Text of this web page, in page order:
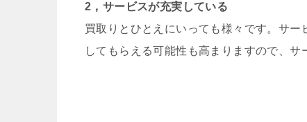
2，サービスが充実している
買取りとひとえにいっても様々です。サ
してもらえる可能性も高まりますので、サ